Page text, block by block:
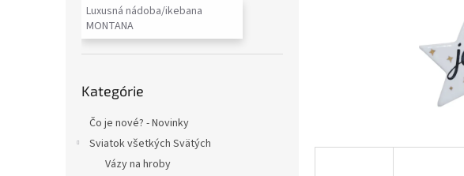
Luxusná nádoba/ikebana
MONTANA
kategórie
Kategórie
Čo je nové? - Novinky
Sviatok všetkých Svätých
Vázy na hroby